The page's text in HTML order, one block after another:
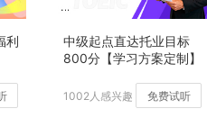
利
中级起点直达托业目标
800分【学习方案定制】
1002人感兴趣 免费试听